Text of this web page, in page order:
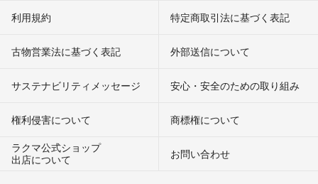
利用規約 特定商取引法に基づく表記
古物営業法に基づく表記 外部送信について
サステナビリティメッセージ 安心・安全のための取り組み
権利侵害について
商標権について
ラクマ公式ショップ
出店について
お問い合わせ